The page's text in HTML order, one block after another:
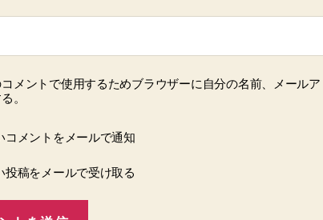
メントで使用するためブラウザーに自分の名前、メール
。
コメントをメールで通知
投稿をメールで受け取る